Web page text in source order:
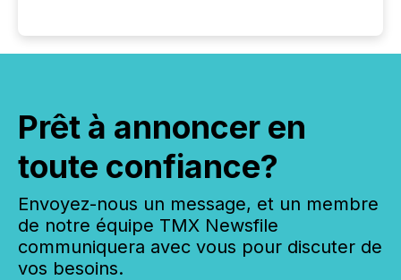
Prêt à annoncer en
toute confiance?
Envoyez-nous un message, et un membre
de notre équipe TMX Newsfile
communiquera avec vous pour discuter de
vos besoins.